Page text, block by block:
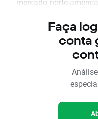
Faça
conta